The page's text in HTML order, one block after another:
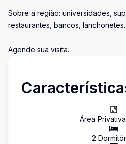
Sobre a região: universidades,
restaurantes, bancos, lanchonetes.
Agende sua visita.
Área Privativa
2